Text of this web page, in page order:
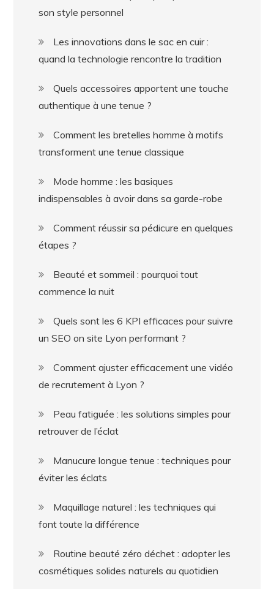
son style personnel
Les innovations dans le sac en cuir :
quand la technologie rencontre la tradition
Quels accessoires apportent une touche
authentique à une tenue ?
Comment les bretelles homme à motifs
transforment une tenue classique
Mode homme : les basiques
indispensables à avoir dans sa garde-robe
Comment réussir sa pédicure en quelques
étapes ?
Beauté et sommeil : pourquoi tout
commence la nuit
Quels sont les 6 KPI efficaces pour suivre
un SEO on site Lyon performant ?
Comment ajuster efficacement une vidéo
de recrutement à Lyon ?
Peau fatiguée : les solutions simples pour
retrouver de l’éclat
Manucure longue tenue : techniques pour
éviter les éclats
Maquillage naturel : les techniques qui
font toute la différence
Routine beauté zéro déchet : adopter les
cosmétiques solides naturels au quotidien